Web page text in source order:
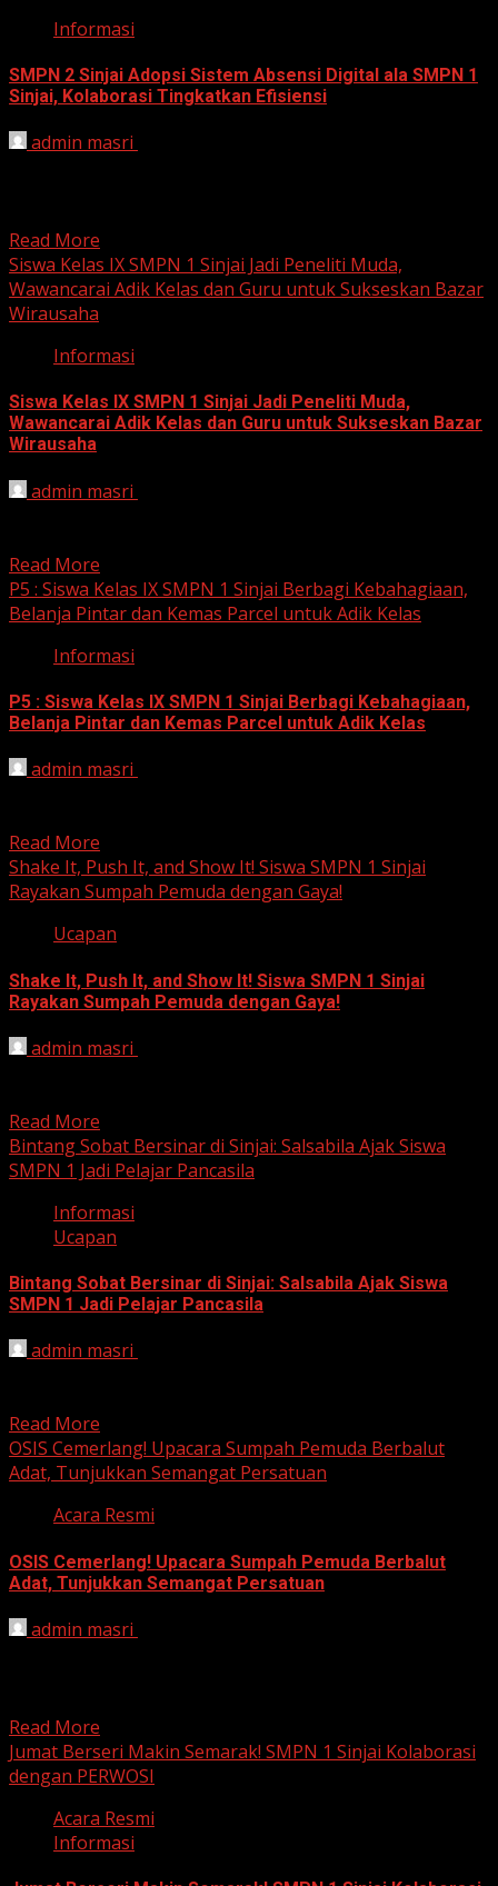
Informasi
SMPN 2 Sinjai Adopsi Sistem Absensi Digital ala SMPN 1
Sinjai, Kolaborasi Tingkatkan Efisiensi
admin masri
Read More
Siswa Kelas IX SMPN 1 Sinjai Jadi Peneliti Muda,
Wawancarai Adik Kelas dan Guru untuk Sukseskan Bazar
Wirausaha
Informasi
Siswa Kelas IX SMPN 1 Sinjai Jadi Peneliti Muda,
Wawancarai Adik Kelas dan Guru untuk Sukseskan Bazar
Wirausaha
admin masri
Read More
P5 : Siswa Kelas IX SMPN 1 Sinjai Berbagi Kebahagiaan,
Belanja Pintar dan Kemas Parcel untuk Adik Kelas
Informasi
P5 : Siswa Kelas IX SMPN 1 Sinjai Berbagi Kebahagiaan,
Belanja Pintar dan Kemas Parcel untuk Adik Kelas
admin masri
Read More
Shake It, Push It, and Show It! Siswa SMPN 1 Sinjai
Rayakan Sumpah Pemuda dengan Gaya!
Ucapan
Shake It, Push It, and Show It! Siswa SMPN 1 Sinjai
Rayakan Sumpah Pemuda dengan Gaya!
admin masri
Read More
Bintang Sobat Bersinar di Sinjai: Salsabila Ajak Siswa
SMPN 1 Jadi Pelajar Pancasila
Informasi
Ucapan
Bintang Sobat Bersinar di Sinjai: Salsabila Ajak Siswa
SMPN 1 Jadi Pelajar Pancasila
admin masri
Read More
OSIS Cemerlang! Upacara Sumpah Pemuda Berbalut
Adat, Tunjukkan Semangat Persatuan
Acara Resmi
OSIS Cemerlang! Upacara Sumpah Pemuda Berbalut
Adat, Tunjukkan Semangat Persatuan
admin masri
Read More
Jumat Berseri Makin Semarak! SMPN 1 Sinjai Kolaborasi
dengan PERWOSI
Acara Resmi
Informasi